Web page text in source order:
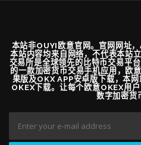
本站非OUYI欧意官网。官网网址，
本站内容均来自网络，不代表本站
交易所是全球领先的比特币交易平
的一款加密货币交易手机应用，欧
果版及OKX APP安卓版下载，本
OKEX下载。让每个欧意OKEX用
数字加密货